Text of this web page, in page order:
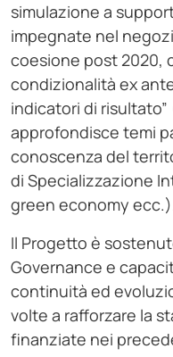
simulazione a
impegnate nel
coesione post 2020,
condizionalità ex
indicatori di risultato”
approfondisce temi
conoscenza del
di Specializzazione
green economy
Il Progetto è
Governance e
continuità ed
volte a rafforzare la
finanziate nei